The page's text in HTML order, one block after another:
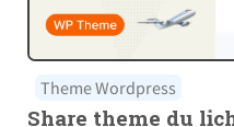
Theme Wordpress
Share theme du